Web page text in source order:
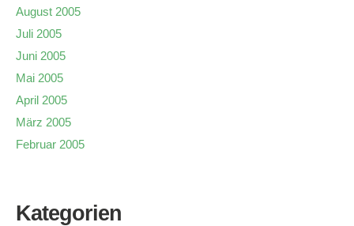
August 2005
Juli 2005
Juni 2005
Mai 2005
April 2005
März 2005
Februar 2005
Kategorien